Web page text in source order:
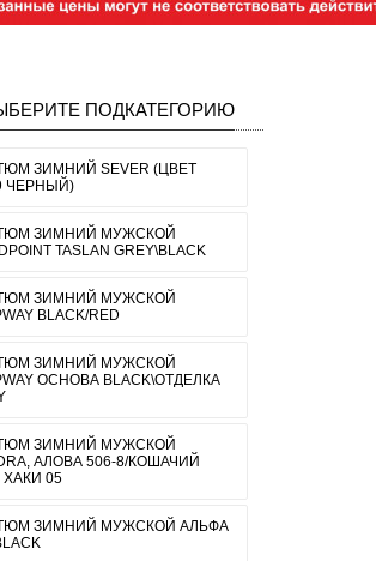
ПОДКАТЕГОРИЮ
ЗИМНИЙ SEVER (ЦВЕТ
ЧЕРНЫЙ)
ЗИМНИЙ МУЖСКОЙ
TASLAN GREY\BLACK
ЗИМНИЙ МУЖСКОЙ
BLACK/RED
ЗИМНИЙ МУЖСКОЙ
ОСНОВА BLACK\ОТДЕЛКА
ЗИМНИЙ МУЖСКОЙ
АЛОВА 506-8/КОШАЧИЙ
ХАКИ 05
ЗИМНИЙ МУЖСКОЙ АЛЬФА